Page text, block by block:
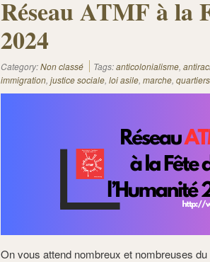
Réseau ATMF à la
2024
Category:Non classé Tags:anticolonialisme,
immigration, justice sociale, loi asile, marche,
On vous attend nombreux et nombreuses